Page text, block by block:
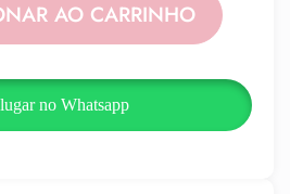
AO CARRINHO
no Whatsapp